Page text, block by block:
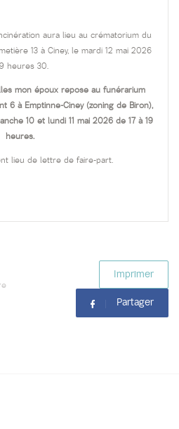
aura lieu au crématorium du
13 à Ciney, le mardi 12 mai 2026
heures 30.
mon époux repose au funérarium
6 à Emptinne-Ciney (zoning de Biron),
10 et lundi 11 mai 2026 de 17 à 19
heures.
lieu de lettre de faire-part.
Imprimer
Partager